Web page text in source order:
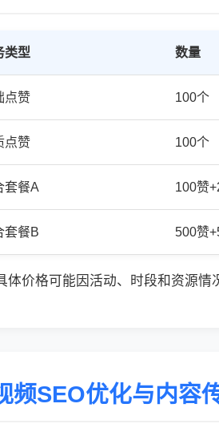
类型 数量
点赞 100个
点赞 100个
套餐A 100赞
套餐B 500赞
体价格可能因活动、时段和资源情
频SEO优化与内容